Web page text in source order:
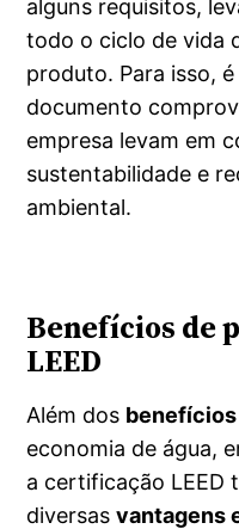
alguns requisitos,
todo o ciclo de vida
produto. Para isso,
documento
empresa levam em
sustentabilidade e
ambiental.
Benefícios de
LEED
Além dos
economia de água,
a certificação LEED
diversasvantagens